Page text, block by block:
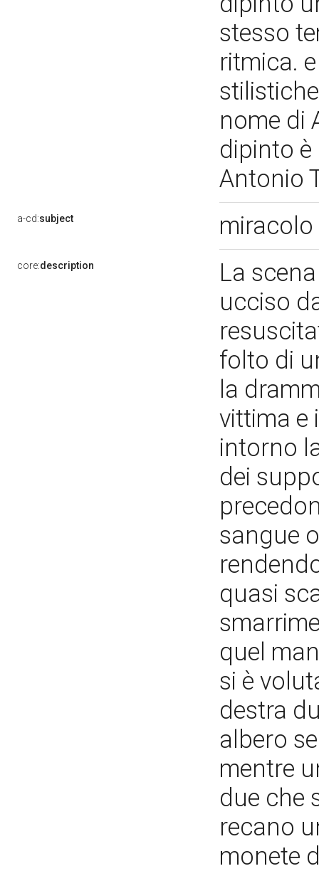
stesso
ritmica.
nome di
dipinto
Antonio
a-cd:subject
core:description
La
ucciso
folto di
la
vittima e
intorno
dei
sangue
quasi
quel
si è
destra
albero
mentre
due che
recano
monete